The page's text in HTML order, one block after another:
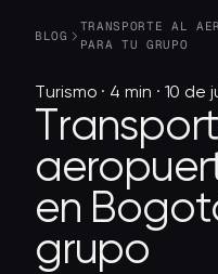
BLOG
TRANSPORTE AL
PARA TU GRUPO
Turismo · 4 min · 10
en
grupo